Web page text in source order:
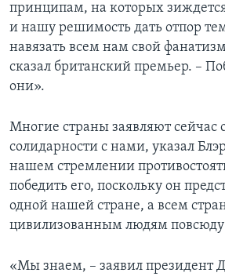
принципам, на которых
и нашу решимость дать отпор
навязать всем нам свой
сказал британский премьер. –
они».
Многие страны заявляют сейчас
солидарности с нами, указал
нашем стремлении
победить его, поскольку он
одной нашей стране, а всем
цивилизованным людям
«Мы знаем, – заявил президент